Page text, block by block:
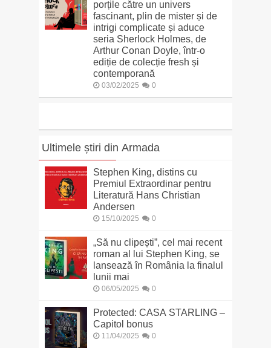
porțile către un univers
fascinant, plin de mister și de
intrigi complicate și aduce
seria Sherlock Holmes, de
Arthur Conan Doyle, într-o
ediție de colecție fresh și
contemporană
03/02/2025 0
Ultimele știri din Armada
Stephen King, distins cu
Premiul Extraordinar pentru
Literatură Hans Christian
Andersen
15/10/2025 0
„Să nu clipești”, cel mai recent
roman al lui Stephen King, se
lansează în România la finalul
lunii mai
06/05/2025 0
Protected: CASA STARLING –
Capitol bonus
11/04/2025 0